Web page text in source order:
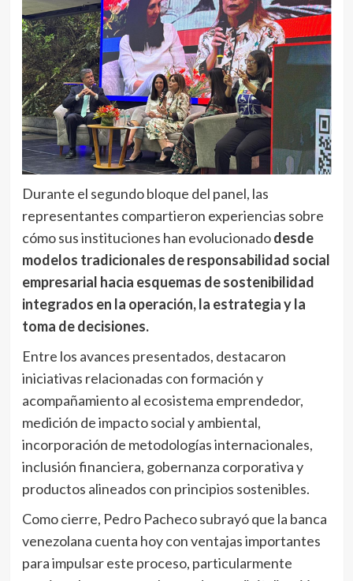
Durante el segundo bloque del panel, las
representantes compartieron experiencias sobre
cómo sus instituciones han evolucionadodesde
modelos tradicionales de responsabilidad social
empresarial hacia esquemas de sostenibilidad
integrados en la operación, la estrategia y la
toma de decisiones.
Entre los avances presentados, destacaron
iniciativas relacionadas con formación y
acompañamiento al ecosistema emprendedor,
medición de impacto social y ambiental,
incorporación de metodologías internacionales,
inclusión financiera, gobernanza corporativa y
productos alineados con principios sostenibles.
Como cierre, Pedro Pacheco subrayó que la banca
venezolana cuenta hoy con ventajas importantes
para impulsar este proceso, particularmente